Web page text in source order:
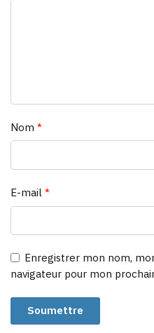
Nom *
E-mail *
Enregistrer mon nom,
navigateur pour mon